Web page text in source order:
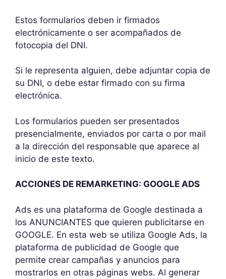
Estos formularios deben ir firmados
electrónicamente o ser acompañados de
fotocopia del DNI.
Si le representa alguien, debe adjuntar copia de
su DNI, o debe estar firmado con su firma
electrónica.
Los formularios pueden ser presentados
presencialmente, enviados por carta o por mail
a la dirección del responsable que aparece al
inicio de este texto.
ACCIONES DE REMARKETING: GOOGLE ADS
Ads es una plataforma de Google destinada a
los ANUNCIANTES que quieren publicitarse en
GOOGLE. En esta web se utiliza Google Ads, la
plataforma de publicidad de Google que
permite crear campañas y anuncios para
mostrarlos en otras páginas webs. Al generar